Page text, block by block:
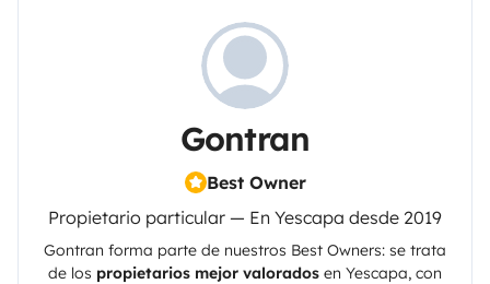
Gontran
Best Owner
Propietario particular — En Yescapa desde 2019
Gontran forma parte de nuestros Best Owners: se trata
de los propietarios mejor valorados en Yescapa, con